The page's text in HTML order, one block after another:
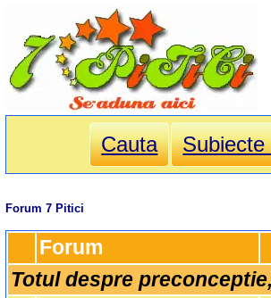
Cauta Subiecte
Forum 7 Pitici
Forum
Totul despre